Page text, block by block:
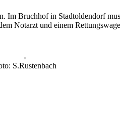
Im Bruchhof in Stadtoldendorf
Notarzt und einem
S.Rustenbach